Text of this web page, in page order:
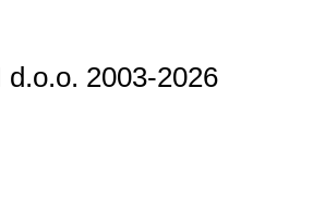
2003-2026